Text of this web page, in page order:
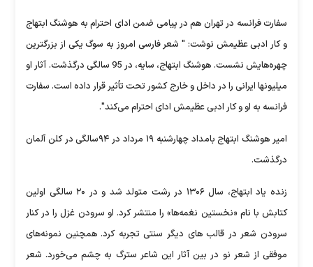
سفارت فرانسه در تهران هم در پیامی ضمن ادای احترام به هوشنگ ابتهاج
و کار ادبی عظیمش نوشت: " ‏شعر فارسی امروز به سوگ یکی از بزرگترین
چهره‌هایش نشست. هوشنگ ابتهاج، سایه، در 95 سالگی درگذشت. آثار او
میلیونها ایرانی را در داخل و خارج کشور تحت تأثیر قرار داده است. سفارت
فرانسه به او و کار ادبی عظیمش ادای احترام می‌کند".
امیر هوشنگ ابتهاج بامداد چهارشنبه ۱۹ مرداد در ۹۴سالگی در کلن آلمان
درگذشت.
زنده یاد ابتهاج، سال ۱۳۰۶ در رشت متولد شد و در ۲۰ سالگی اولین
کتابش با نام «نخستین نغمه‌ها» را منتشر کرد. او سرودن غزل را در کنار
سرودن شعر در قالب های دیگر سنتی تجربه کرد. همچنین نمونه‌‎های
موفقی از شعر نو در بین آثار این شاعر سترگ به چشم می‌خورد. شعر